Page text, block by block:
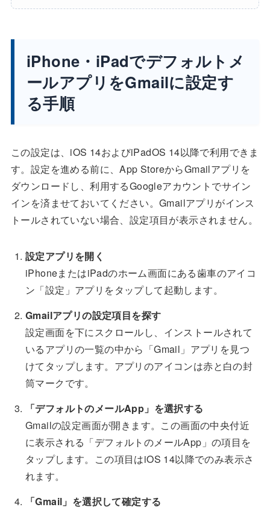
iPhone・iPadでデフォルトメ
ールアプリをGmailに設定す
る手順
この設定は、iOS 14およびiPadOS 14以降で利用できま
す。設定を進める前に、App StoreからGmailアプリを
ダウンロードし、利用するGoogleアカウントでサイン
インを済ませておいてください。Gmailアプリがインス
トールされていない場合、設定項目が表示されません。
設定アプリを開く
iPhoneまたはiPadのホーム画面にある歯車のアイコ
ン「設定」アプリをタップして起動します。
Gmailアプリの設定項目を探す
設定画面を下にスクロールし、インストールされて
いるアプリの一覧の中から「Gmail」アプリを見つ
けてタップします。アプリのアイコンは赤と白の封
筒マークです。
「デフォルトのメールApp」を選択する
Gmailの設定画面が開きます。この画面の中央付近
に表示される「デフォルトのメールApp」の項目を
タップします。この項目はiOS 14以降でのみ表示さ
れます。
「Gmail」を選択して確定する